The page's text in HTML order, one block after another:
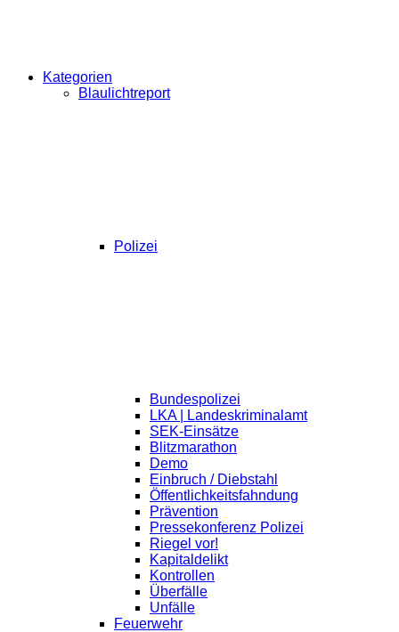
Kategorien
Blaulichtreport
Polizei
Bundespolizei
LKA | Landeskriminalamt
SEK-Einsätze
Blitzmarathon
Demo
Einbruch / Diebstahl
Öffentlichkeitsfahndung
Prävention
Pressekonferenz Polizei
Riegel vor!
Kapitaldelikt
Kontrollen
Überfälle
Unfälle
Feuerwehr